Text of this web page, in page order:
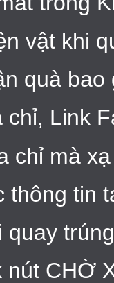
vật khi
quà
Link
chỉ mà
thông tin
CHỜ